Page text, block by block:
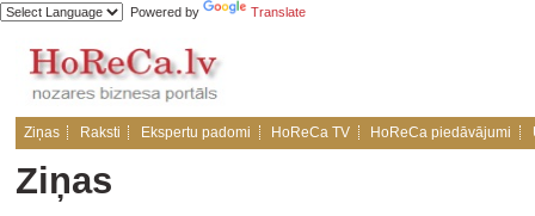
Powered by Translate
Ziņas Raksti Ekspertu padomi HoReCa TV HoReCa piedāvājumi
Ziņas